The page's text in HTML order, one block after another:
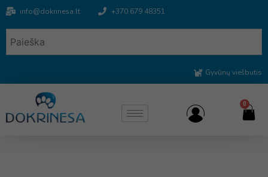
info@dokrinesa.lt +370 679 48351
Gyvūnų viešbutis
0